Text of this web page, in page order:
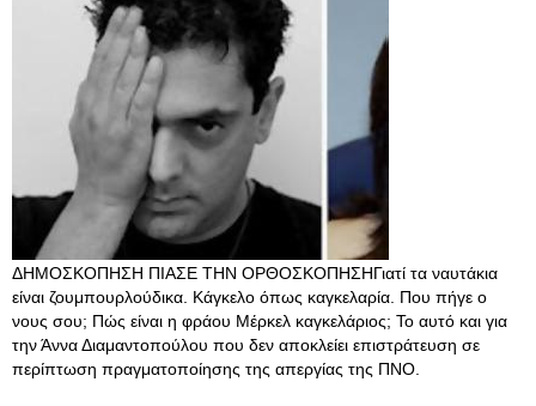
ΔΗΜΟΣΚΟΠΗΣΗ ΠΙΑΣΕ ΤΗΝ ΟΡΘΟΣΚΟΠΗΣΗΓιατί τα ναυτάκια
είναι ζουμπουρλούδικα. Κάγκελο όπως καγκελαρία. Που πήγε ο
νους σου; Πώς είναι η φράου Μέρκελ καγκελάριος; Το αυτό και για
την Άννα Διαμαντοπούλου που δεν αποκλείει επιστράτευση σε
περίπτωση πραγματοποίησης της απεργίας της ΠΝΟ.